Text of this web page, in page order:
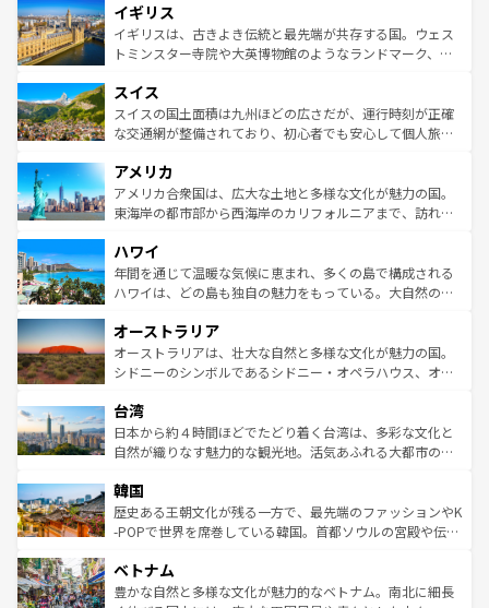
いる。シャンパンの発祥地であるランス、プロヴァンスの
香り高いラベンダー畑など、多彩な楽しみ方が可能だ。さ
らに、パリ以外の地域にも魅力が溢れており、どの街角に
れる地方に足を運ぶとそれぞれで全く異なる文化を体験で
きるだろう。 なお、新着のフランス情報はコンテンツ一覧
を参照してほしい。
顔を持つこの国は、どこを歩いても飽きることがない。ベ
ルリンの文化的活気、バイエルン州のアルプスの絶景、そ
してライン川沿いのワイン畑といった風景は必見。ビール
は、お酒好きな人にはぜひ体験してほしい。 なお、新着の
ドイツ情報はコンテンツ一覧を参照してほしい。
イギリス
イギリスは、古きよき伝統と最先端が共存する国。ウェス
トミンスター寺院や大英博物館のようなランドマーク、歴
リアごとに異なる魅力がある。また、優雅なアフタヌーン
ティー、ビール好きにはたまらない英国パブ、サッカー観
戦など、本場だからこそできる体験も豊富。イギリスを旅
ンツ一覧を参照してほしい。
スイス
スイスの国土面積は九州ほどの広さだが、運行時刻が正確
な交通網が整備されており、初心者でも安心して個人旅行
の建物がそのまま残る町や、スイスならではのユニークな
博物館もあり、アルプス観光だけでなく町歩きも満喫する
ことができる。国民の所得が高いため物価も高いが、旅行
ば市内交通費無料で観光を楽しむこともできる。 なお、新
着のスイス情報はコンテンツ一覧 を参照してほしい。
アメリカ
アメリカ合衆国は、広大な土地と多様な文化が魅力の国。
東海岸の都市部から西海岸のカリフォルニアまで、訪れる
のような巨大都市は、観光、ショッピング、エンターテイ
ンメントが詰まった刺激的なスポットだ。一方、アメリカ
西部には大自然が広がり、グランドキャニオンやイエロー
部のニューオーリンズでは、音楽と美食が融合した独特の
文化が魅力。旅行者はアメリカの各地域で異なる魅力を楽
しみながら、その多様性と豊かな歴史を感じることができ
ならではの贅沢な旅のスタイルだ。 なお、新着のアメリカ
情報はコンテンツ一覧を参照してほしい。
ハワイ
年間を通じて温暖な気候に恵まれ、多くの島で構成される
ハワイは、どの島も独自の魅力をもっている。大自然の神
ワイ島は見逃せない。また、定番の観光地といえばオアフ
島だが、静かな自然を求めるならマウイ島やカウアイ島が
おすすめ。エメラルドグリーンに輝く海をはじめ、豊かな
れるおもてなしの心で訪れる人々を迎えてくれるハワイの
人々、おいしいローカルフードやハワイアンミュージッ
ク、伝統的なフラダンスなど、すべてがハワイの魅力を彩
ワイを、存分に味わってほしい。 なお、新着のハワイ情報
はコンテンツ一覧を参照してほしい。
オーストラリア
オーストラリアは、壮大な自然と多様な文化が魅力の国。
シドニーのシンボルであるシドニー・オペラハウス、オー
リアリーフや大陸中央部にそびえるウルル（エアーズロッ
ク）、タスマニアの美しい原生林やケアンズの熱帯雨林な
ど、見どころがたくさん。また、カフェやワイン、オージ
いる。アクティビティも充実しており、サーフィンやダイ
ビング、ハイキングなど、アウトドア好きにはたまらな
い。オーストラリアの多彩な魅力を存分に味わいつくそ
参照してほしい。
台湾
日本から約４時間ほどでたどり着く台湾は、多彩な文化と
自然が織りなす魅力的な観光地。活気あふれる大都市の台
ン）、静ひつな山岳地帯である台湾東部など、都市の喧騒
と山間の静けさが共存しており、訪れる人に新しい発見と
驚きをもたらしてくれる。また、奥深い台湾の食文化も魅
容にもいいと評判のスイーツなど、バラエティ豊かな料理
が味わえる。 なお、新着の台湾情報は コンテンツ一覧を参
韓国
歴史ある王朝文化が残る一方で、最先端のファッションやK
-POPで世界を席巻している韓国。首都ソウルの宮殿や伝統
き、地方に足を延ばせば四季折々の自然美を楽しむことが
できる。そして、キムチや焼肉、絶品のストリートフード
ベトナム
豊かな自然と多様な文化が魅力的なベトナム。南北に細長